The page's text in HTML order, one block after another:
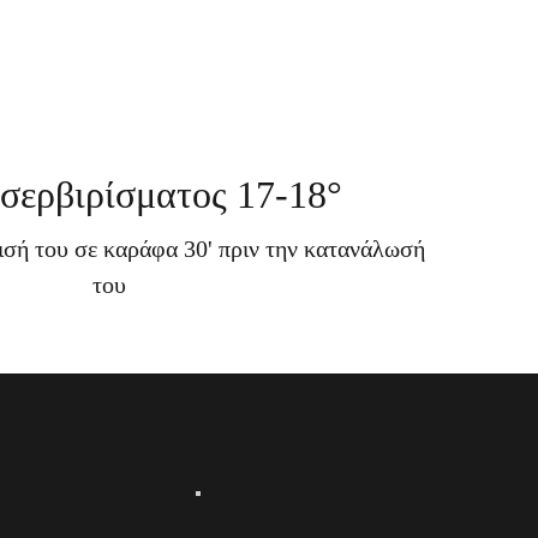
17-18°
του σε καράφα 30' πριν την κατανάλωσή
του